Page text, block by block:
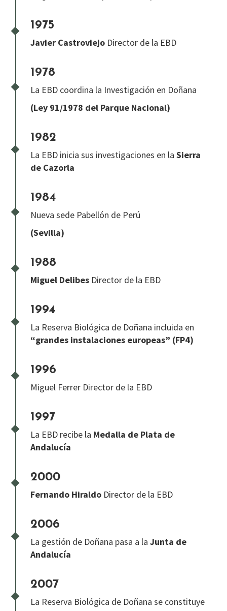
1975
Javier Castroviejo Director de la EBD
1978
La EBD coordina la Investigación en Doñana
(Ley 91/1978 del Parque Nacional)
1982
La EBD inicia sus investigaciones en la Sierra
de Cazorla
1984
Nueva sede Pabellón de Perú
(Sevilla)
1988
Miguel Delibes Director de la EBD
1994
La Reserva Biológica de Doñana incluida en
“grandes instalaciones europeas” (FP4)
1996
Miguel Ferrer Director de la EBD
1997
La EBD recibe la Medalla de Plata de
Andalucía
2000
Fernando Hiraldo Director de la EBD
2006
La gestión de Doñana pasa a la Junta de
Andalucía
2007
La Reserva Biológica de Doñana se constituye